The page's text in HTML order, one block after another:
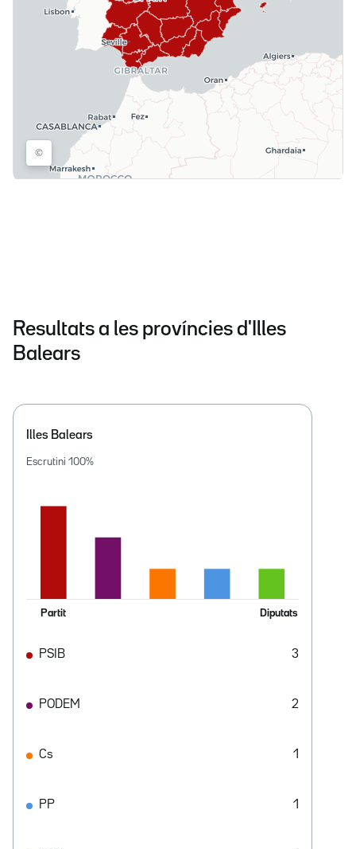
Resultats a les províncies d'Illes
Balears
Illes Balears
Escrutini 100%
Partit Diputats
PSIB 3
PODEM 2
Cs 1
PP 1